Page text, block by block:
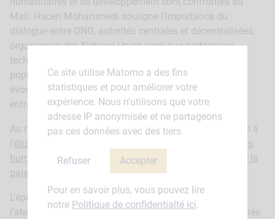
Mali. Hacen Mohammedi souligne l’importance du
dialogue entre ONG, autorités centrales et décentralisées,
organismes des Nations Unies ainsi que partenaires
techniques et financiers pour répondre aux besoins des
populations, en particulier dans les zones fragiles. Il
évoque les leviers à activer afin d’améliorer le dialogue
entre partenaires.
Au cours de l’épisode, Hacen Mohammedi fait référence à
l’étude réalisée en 2024 sur la coordination entre actions
humanitaires, de développement et de consolidation de la
paix au Mali
L’épisode a été enregistré en novembre 2024, lors de
l’atelier de capitalisation de l’Approche Territoriale Intégrée
Ce site utilise Matomo a des fins
statistiques et pour améliorer votre
expérience. Nous n'utilisons que votre
adresse IP anonymisée et ne partageons
pas ces données avec des tiers.
Refuser Accepter
Pour en savoir plus, vous pouvez lire
notre Politique de confidentialté ici.